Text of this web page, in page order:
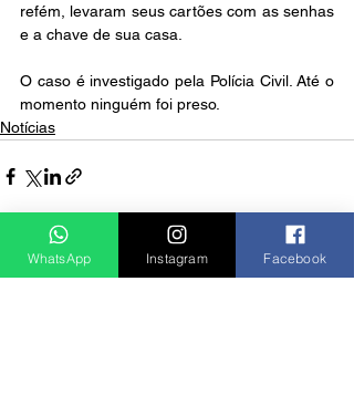
refém, levaram seus cartões com as senhas
e a chave de sua casa.
O caso é investigado pela Polícia Civil. Até o
momento ninguém foi preso.
Notícias
Posts recentes Ver tudo
WhatsApp Instagram Facebook